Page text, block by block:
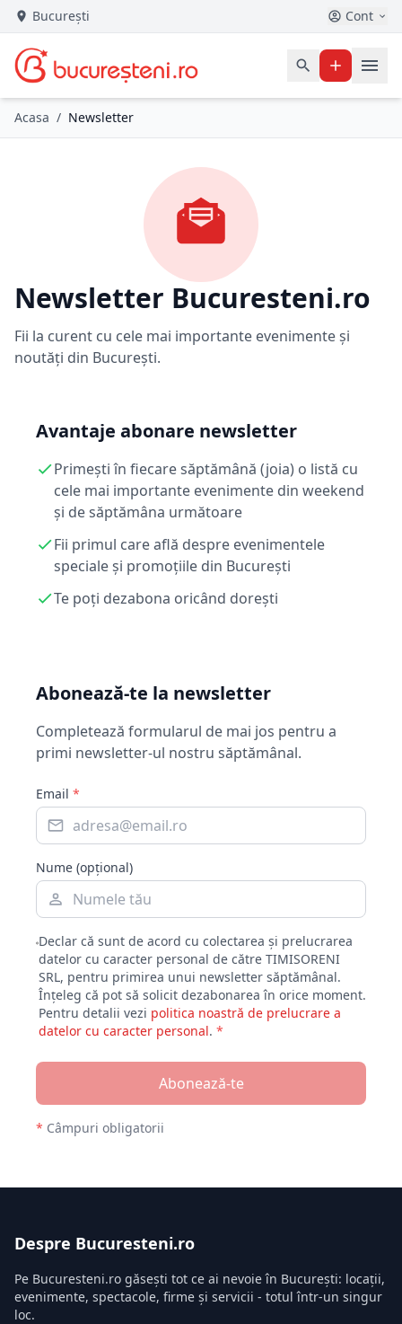
București Cont
Acasa / Newsletter
Newsletter Bucuresteni.ro
Fii la curent cu cele mai importante evenimente și
noutăți din București.
Avantaje abonare newsletter
Primești în fiecare săptămână (joia) o listă cu
cele mai importante evenimente din weekend
și de săptămâna următoare
Fii primul care află despre evenimentele
speciale și promoțiile din București
Te poți dezabona oricând dorești
Abonează-te la newsletter
Completează formularul de mai jos pentru a
primi newsletter-ul nostru săptămânal.
Email *
Nume (opțional)
Declar că sunt de acord cu colectarea și prelucrarea
datelor cu caracter personal de către TIMISORENI
SRL, pentru primirea unui newsletter săptămânal.
Înțeleg că pot să solicit dezabonarea în orice moment.
Pentru detalii vezi politica noastră de prelucrare a
datelor cu caracter personal. *
Abonează-te
* Câmpuri obligatorii
Despre Bucuresteni.ro
Pe Bucuresteni.ro găsești tot ce ai nevoie în București: locații,
evenimente, spectacole, firme și servicii - totul într-un singur
loc.